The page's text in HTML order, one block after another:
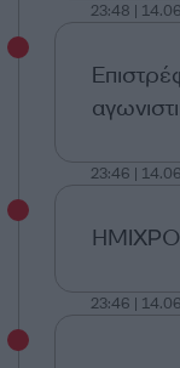
23:48 |
23:46 |
23:46 |